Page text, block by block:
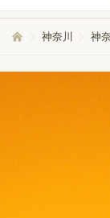
神奈川 神